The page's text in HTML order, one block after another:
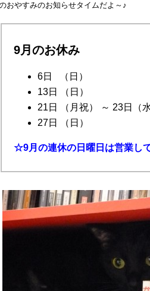
おやすみのお知らせタイムだよ～♪
9月のお休み
6日 （日）
13日 （日）
21日 （月祝） ～ 23日（水
27日 （日）
☆9月の連休の日曜日は営業して